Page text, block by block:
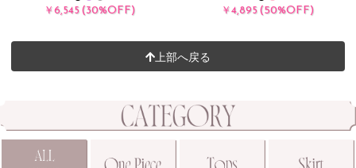
￥6,545(30%OFF) ￥4,895(50%OFF)
上部へ戻る